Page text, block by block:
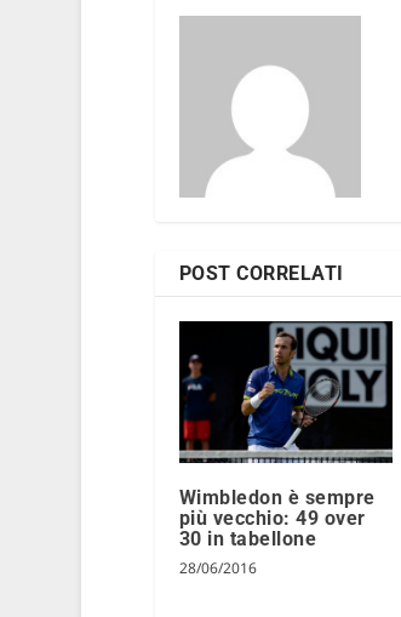
POST CORRELATI
Wimbledon è sempre
più vecchio: 49 over
30 in tabellone
28/06/2016